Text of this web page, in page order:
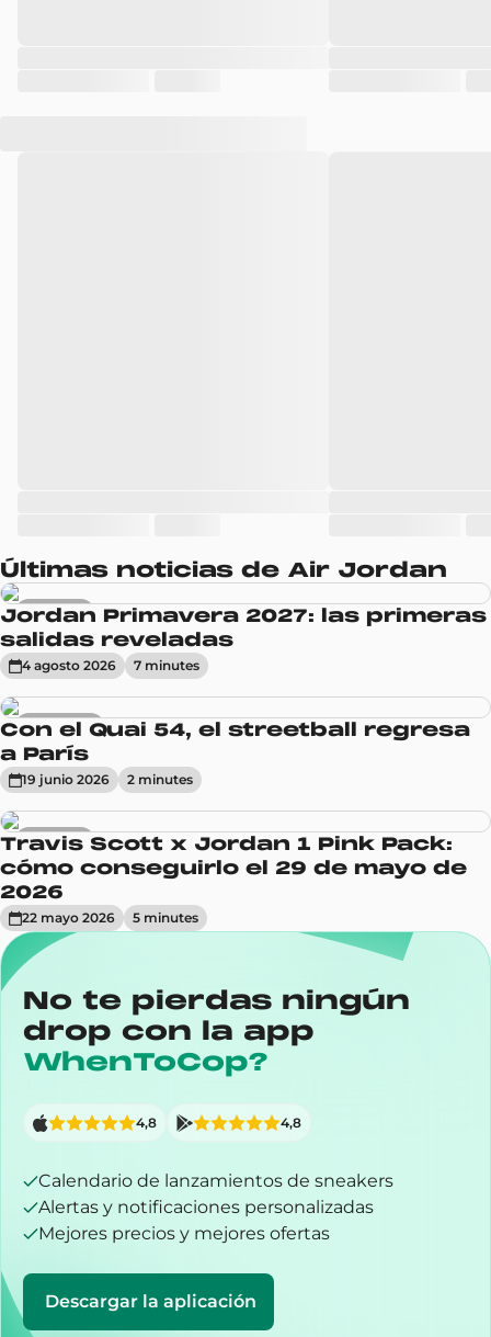
Últimas noticias de Air Jordan
Sneakers
Jordan Primavera 2027: las primeras
salidas reveladas
4 agosto 2026 7 minutes
Actualidad
Con el Quai 54, el streetball regresa
a París
19 junio 2026 2 minutes
Sneakers
Travis Scott x Jordan 1 Pink Pack:
cómo conseguirlo el 29 de mayo de
2026
22 mayo 2026 5 minutes
No te pierdas ningún
drop con la app
WhenToCop?
Calendario de lanzamientos de sneakers
Alertas y notificaciones personalizadas
Mejores precios y mejores ofertas
Descargar la aplicación
4,8 4,8